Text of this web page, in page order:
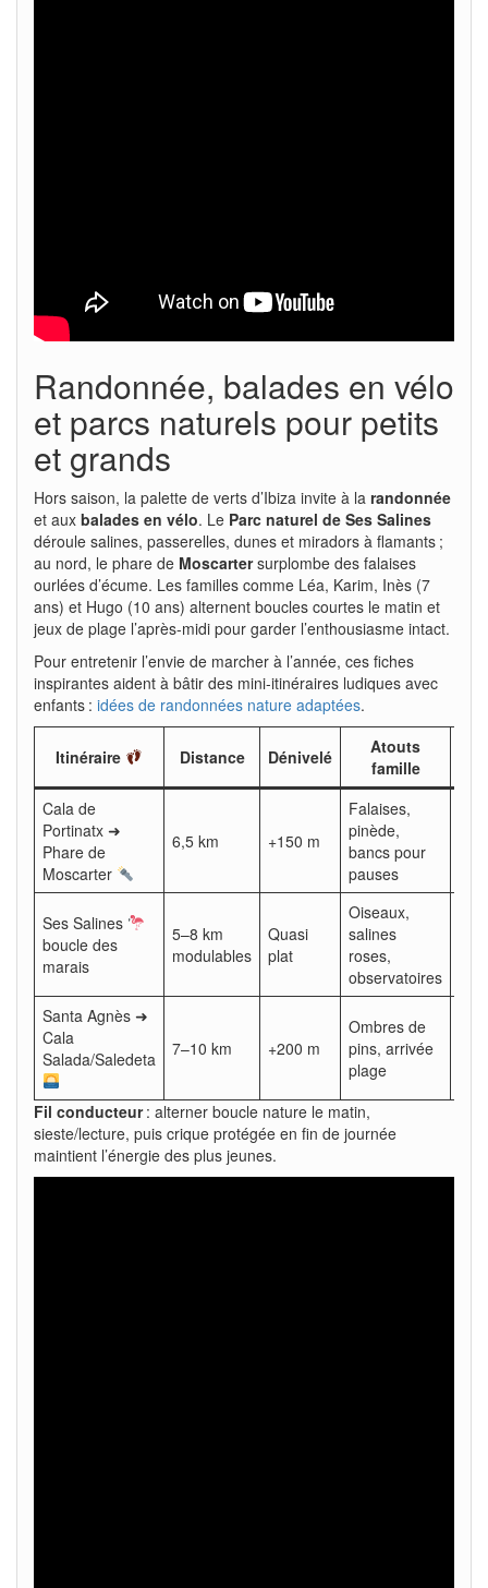
Randonnée, balades en vélo
et parcs naturels pour petits
et grands
Hors saison, la palette de verts d’Ibiza invite à la randonnée
et aux balades en vélo. Le Parc naturel de Ses Salines
déroule salines, passerelles, dunes et miradors à flamants ;
au nord, le phare de Moscartersurplombe des falaises
ourlées d’écume. Les familles comme Léa, Karim, Inès (7
ans) et Hugo (10 ans) alternent boucles courtes le matin et
jeux de plage l’après-midi pour garder l’enthousiasme intact.
Pour entretenir l’envie de marcher à l’année, ces fiches
inspirantes aident à bâtir des mini-itinéraires ludiques avec
enfants : idées de randonnées nature adaptées.
Itinéraire Distance Dénivelé
Atouts
famille
Cala de
Portinatx ➜
Phare de
Moscarter
6,5 km +150 m
Falaises,
pinède,
bancs pour
pauses
Ses Salines
boucle des
marais
5–8 km
modulables
Quasi
plat
Oiseaux,
salines
roses,
observatoires
Santa Agnès ➜
Cala
Salada/Saledeta
7–10 km +200 m
Ombres de
pins, arrivée
plage
Fil conducteur: alterner boucle nature le matin,
sieste/lecture, puis crique protégée en fin de journée
maintient l’énergie des plus jeunes.